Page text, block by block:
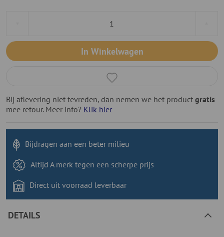
In Winkelwagen
Bij aflevering niet tevreden, dan nemen we het product gratis
mee retour. Meer info? Klik hier
Bijdragen aan een beter milieu
Altijd A merk tegen een scherpe prijs
Direct uit voorraad leverbaar
DETAILS